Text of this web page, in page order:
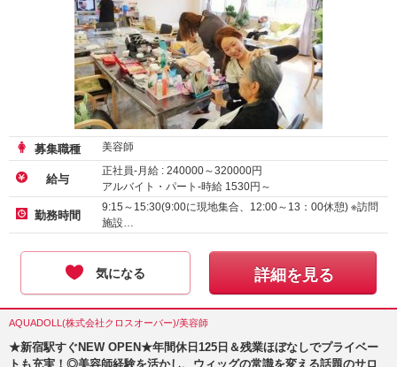
募集職種 美容師
給与
正社員-月給 : 240000～320000円
アルバイト・パート-時給 1530円～
アルバイト・パート-時給 :1226 ～1600円
勤務時間
9:15～15:30(9:00に現地集合、12:00～13：00休憩) ※訪問
施設…
気になる 詳細を見る
AQUADOLL(株式会社クロスオーバー)/美容師
★新宿駅すぐNEW OPEN★年間休日125日＆残業ほぼなしでプライベー
トも充実！◎美容師経験を活かし、ウィッグの常識を変える話題のサロ